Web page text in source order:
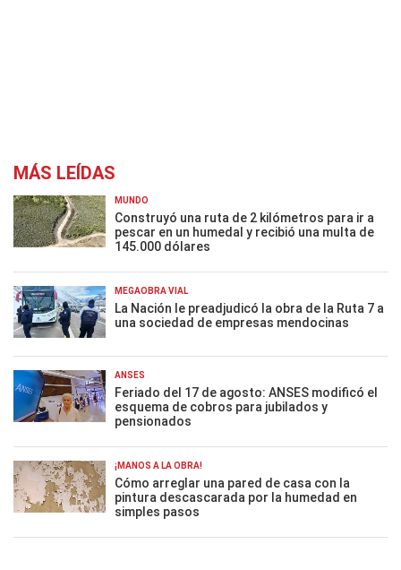
MÁS LEÍDAS
MUNDO
Construyó una ruta de 2 kilómetros para ir a
pescar en un humedal y recibió una multa de
145.000 dólares
MEGAOBRA VIAL
La Nación le preadjudicó la obra de la Ruta 7 a
una sociedad de empresas mendocinas
ANSES
Feriado del 17 de agosto: ANSES modificó el
esquema de cobros para jubilados y
pensionados
¡MANOS A LA OBRA!
Cómo arreglar una pared de casa con la
pintura descascarada por la humedad en
simples pasos